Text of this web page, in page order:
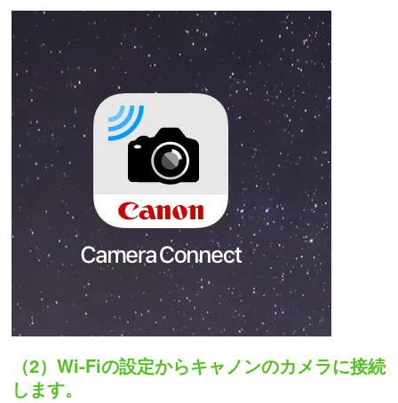
（2）Wi-Fiの設定からキャノンのカメラに接続
します。